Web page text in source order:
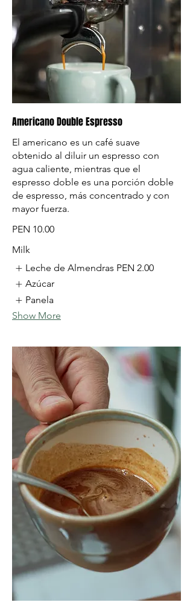
Americano Double Espresso
El americano es un café suave
obtenido al diluir un espresso con
agua caliente, mientras que el
espresso doble es una porción doble
de espresso, más concentrado y con
mayor fuerza.
PEN 10.00
Milk
Leche de Almendras PEN 2.00
Azúcar
Panela
Show More